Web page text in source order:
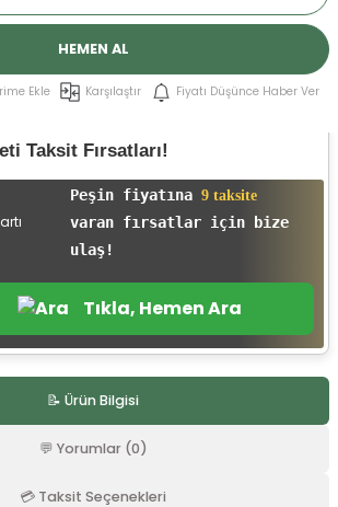
HEMEN AL
Karşılaştır Fiyatı Düşünce Haber Ver
Taksit Fırsatları!
Peşin fiyatına 9 taksite
varan fırsatlar için bize
ulaş!
Tıkla, Hemen Ara
📝 Ürün Bilgisi
💬 Yorumlar (0)
💳 Taksit Seçenekleri